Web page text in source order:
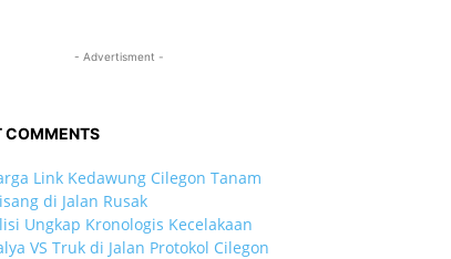
- Advertisment -
COMMENTS
Link Kedawung Cilegon Tanam
di Jalan Rusak
Ungkap Kronologis Kecelakaan
VS Truk di Jalan Protokol Cilegon